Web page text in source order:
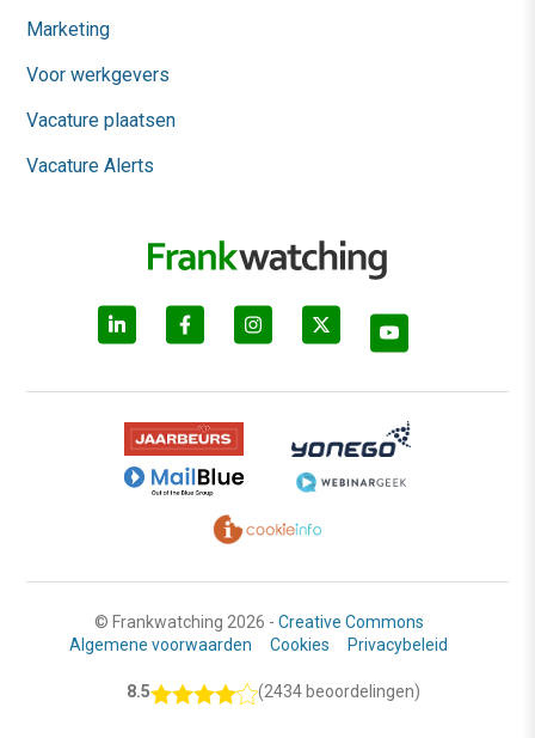
Marketing
Voor werkgevers
Vacature plaatsen
Vacature Alerts
© Frankwatching 2026 - Creative Commons
Algemene voorwaarden
Cookies Privacybeleid
8.5 (2434 beoordelingen)